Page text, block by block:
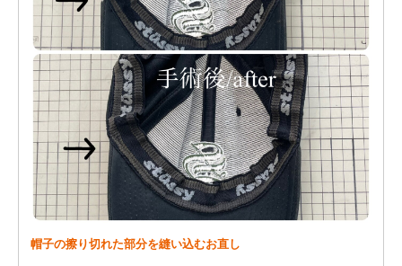
帽子の擦り切れた部分を縫い込むお直し